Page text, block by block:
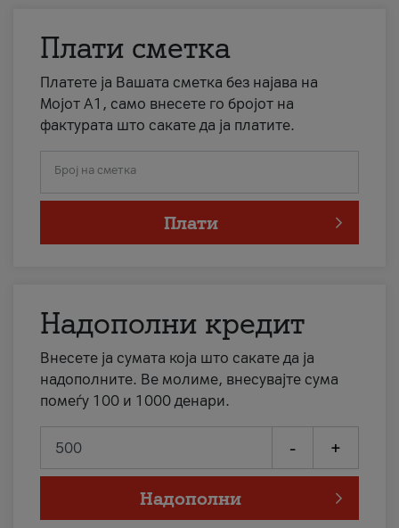
Плати сметка
Платете ја Вашата сметка без најава на
Мојот А1, само внесете го бројот на
фактурата што сакате да ја платите.
Број на сметка
Плати
Надополни кредит
Внесете ја сумата која што сакате да ја
надополните. Ве молиме, внесувајте сума
помеѓу 100 и 1000 денари.
- +
Надополни